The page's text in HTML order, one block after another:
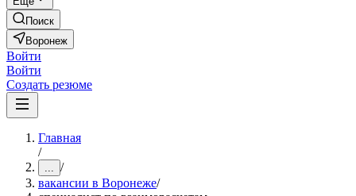
Поиск
Воронеж
Войти
Войти
Создать резюме
Главная
/
... /
вакансии в Воронеже/